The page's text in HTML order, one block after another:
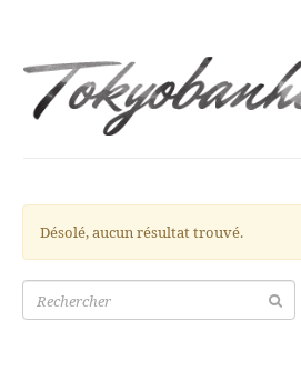
Désolé, aucun résultat trouvé.
Recherche
pour: